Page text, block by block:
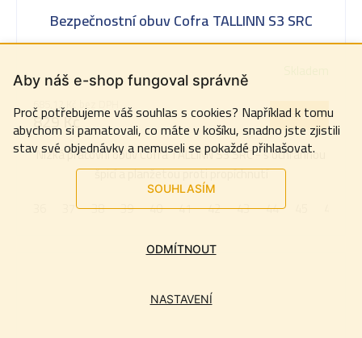
Aby náš e-shop fungoval správně
Proč potřebujeme váš souhlas s cookies? Například k tomu
abychom si pamatovali, co máte v košíku, snadno jste zjistili
stav své objednávky a nemuseli se pokaždé přihlašovat.
SOUHLASÍM
NASTAVENÍ
ODMÍTNOUT
Bezpečnostní obuv Cofra TALLINN S3 SRC
685,12 Kč bez DPH
829 Kč DETAIL
Nízká pracovní obuv Cofra TALLINN S3 SRC - s ochrannou
špicí a planžetou proti propíchnutí
38 39 40 41 42 43 44